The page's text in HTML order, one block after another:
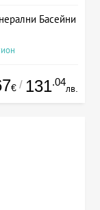
Басейни
€ / 131.04
лв.